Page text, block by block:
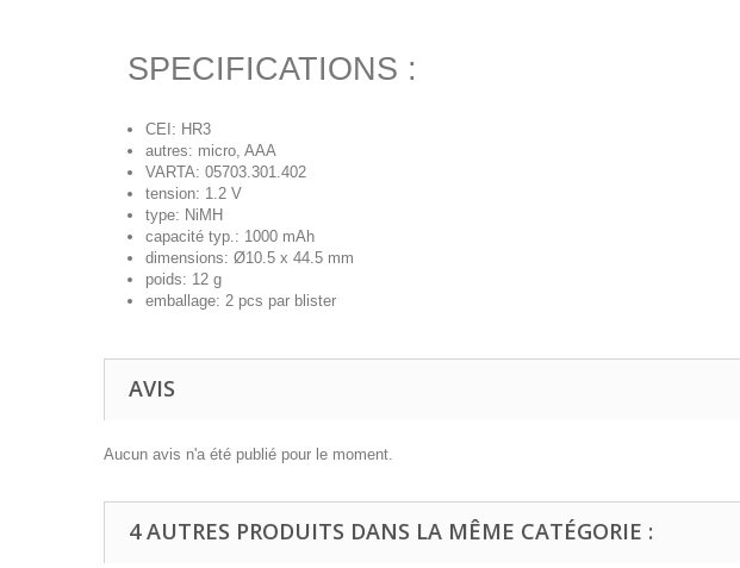
SPECIFICATIONS :
CEI: HR3
autres: micro, AAA
VARTA: 05703.301.402
tension: 1.2 V
type: NiMH
capacité typ.: 1000 mAh
dimensions: Ø10.5 x 44.5 mm
poids: 12 g
emballage: 2 pcs par blister
AVIS
Aucun avis n'a été publié pour le moment.
4 AUTRES PRODUITS DANS LA MÊME CATÉGORIE :